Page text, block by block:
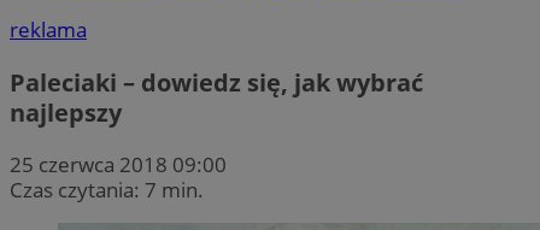
reklama
Paleciaki – dowiedz się, jak wybrać
najlepszy
25 czerwca 2018 09:00
Czas czytania: 7 min.